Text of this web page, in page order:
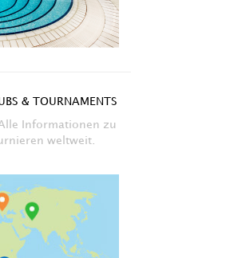
& TOURNAMENTS
Informationen zu
weltweit.